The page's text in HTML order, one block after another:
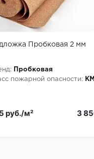
Пробковая 2 мм
Пробковая
пожарной опасности:
руб./м² 3